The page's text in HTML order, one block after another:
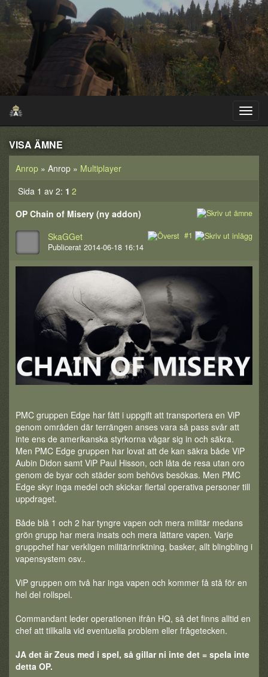
VISA ÄMNE
Anrop » Anrop » Multiplayer
Sida 1 av 2: 1 2
OP Chain of Misery (ny addon)
#1
SkaGGet
Publicerat 2014-06-18 16:14
PMC gruppen Edge har fått i uppgift att transportera en ViP
genom områden där terrängen anses vara så pass svår att
inte ens de amerikanska styrkorna vågar sig in och säkra.
Men PMC Edge gruppen har lovat att de kan säkra både ViP
Aubin Didon samt ViP Paul Hisson, och låta de resa utan oro
genom de byar och städer som behövs besökas. Men PMC
Edge skyr inga medel och skickar flertal operativa personer till
uppdraget.
Både blå 1 och 2 har tyngre vapen och mera militär medans
grön grupp har mera insats och mera lättare vapen. Varje
gruppchef har verkligen militärinriktning, basker, allt blingbling i
vapensystem osv..
ViP gruppen om två har inga vapen och kommer få stå för en
hel del rollspel.
Commandant leder operationen ifrån HQ, så det finns alltid en
chef att tillkalla vid eventuella problem eller frågetecken.
JA det är Zeus med i spel, så gillar ni inte det = spela inte
detta OP.